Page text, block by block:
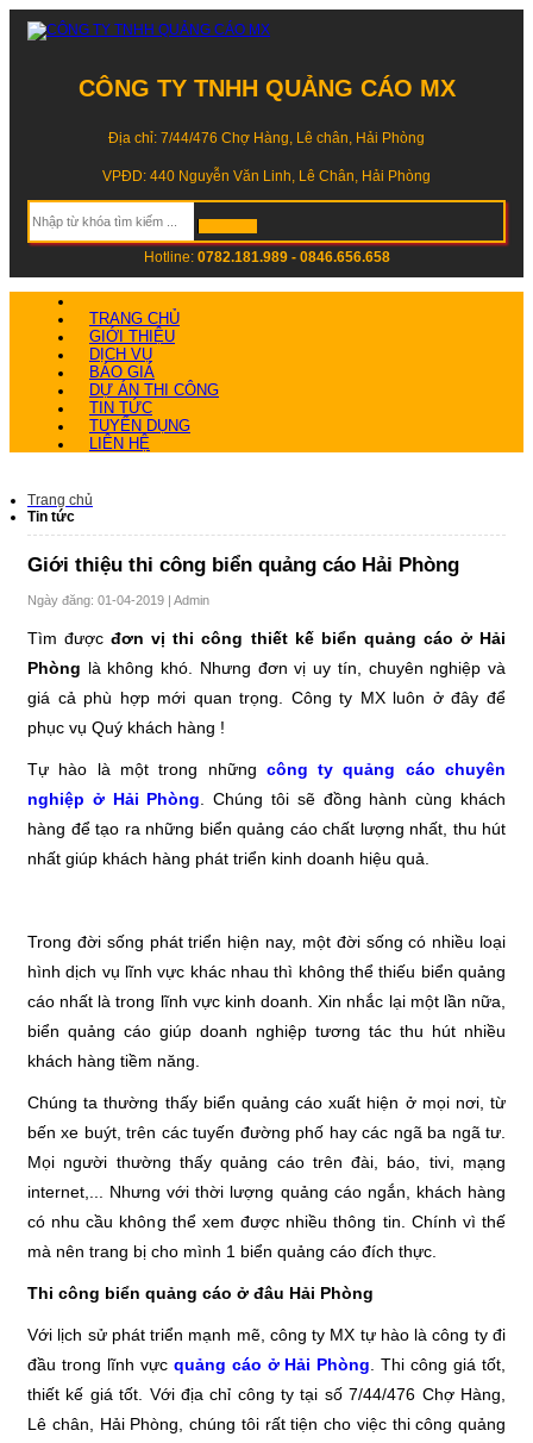
CÔNG TY TNHH QUẢNG CÁO MX
Địa chỉ: 7/44/476 Chợ Hàng, Lê chân, Hải Phòng
VPĐD: 440 Nguyễn Văn Linh, Lê Chân, Hải Phòng
Hotline: 0782.181.989 - 0846.656.658
TRANG CHỦ
GIỚI THIỆU
DỊCH VỤ
BÁO GIÁ
DỰ ÁN THI CÔNG
TIN TỨC
TUYỂN DỤNG
LIÊN HỆ
Trang chủ
Tin tức
Giới thiệu thi công biển quảng cáo Hải Phòng
Ngày đăng: 01-04-2019 | Admin
Tìm đượcđơn vị thi công thiết kế biển quảng cáo ở Hải
Phòng là không khó. Nhưng đơn vị uy tín, chuyên nghiệp và
giá cả phù hợp mới quan trọng. Công ty MX luôn ở đây để
phục vụ Quý khách hàng !
Tự hào là một trong những công ty quảng cáo chuyên
nghiệp ở Hải Phòng . Chúng tôi sẽ đồng hành cùng khách
hàng để tạo ra những biển quảng cáo chất lượng nhất, thu hút
nhất giúp khách hàng phát triển kinh doanh hiệu quả.
Trong đời sống phát triển hiện nay, một đời sống có nhiều loại
hình dịch vụ lĩnh vực khác nhau thì không thể thiếu biển quảng
cáo nhất là trong lĩnh vực kinh doanh. Xin nhắc lại một lần nữa,
biển quảng cáo giúp doanh nghiệp tương tác thu hút nhiều
khách hàng tiềm năng.
Chúng ta thường thấy biển quảng cáo xuất hiện ở mọi nơi, từ
bến xe buýt, trên các tuyến đường phố hay các ngã ba ngã tư.
Mọi người thường thấy quảng cáo trên đài, báo, tivi, mạng
internet,... Nhưng với thời lượng quảng cáo ngắn, khách hàng
có nhu cầu không thể xem được nhiều thông tin. Chính vì thế
mà nên trang bị cho mình 1 biển quảng cáo đích thực.
Thi công biển quảng cáo ở đâu Hải Phòng
Với lịch sử phát triển mạnh mẽ, công ty MX tự hào là công ty đi
đầu trong lĩnh vực quảng cáo ở Hải Phòng . Thi công giá tốt,
thiết kế giá tốt. Với địa chỉ công ty tại số 7/44/476 Chợ Hàng,
Lê chân, Hải Phòng, chúng tôi rất tiện cho việc thi công quảng